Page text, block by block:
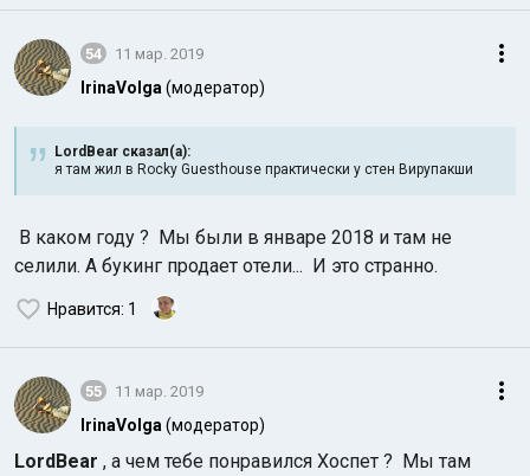
54 11 мар. 2019
IrinaVolga (модератор)
LordBear сказал(а):
я там жил в Rocky Guesthouse практически у стен Вирупакши
В каком году ? Мы были в январе 2018 и там не
селили. А букинг продает отели... И это странно.
Нравится: 1
55 11 мар. 2019
IrinaVolga (модератор)
LordBear , а чем тебе понравился Хоспет ? Мы там